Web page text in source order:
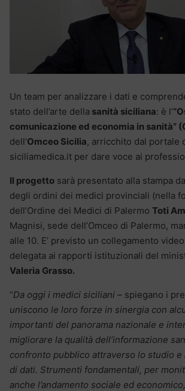
Un team per analizzare i dati e
stato dell’arte della sanità siciliana: è l’
comunicazione ed economia in sanità”
dell’Omceo Sicilia, arricchito dal portale
siciliamedica.it per dare voce ai
Il progetto sarà presentato alla stampa
degli ordini dei medici provinciali (nella
dell’Ordine dei Medici di Palermo Toti
Magnisi, sede dell’Omceo di Palermo,
alle 10. E’ previsto un collegamento
delegata ai rapporti istituzionali del
Valeria Grasso.
“Da oggi i medici siciliani – spiegano i
uniscono le loro forze in sinergia con
importanti del panorama nazionale e
migliorare la qualità dell’informazione
confronto pubblico attraverso lo studio e
di dati. Strumenti fondamentali, per
anche l’andamento sociale ed